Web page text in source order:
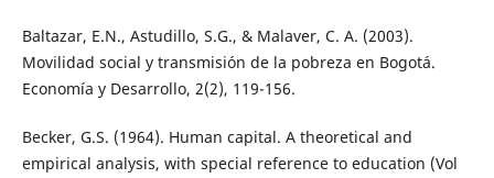
Baltazar, E.N., Astudillo, S.G., & Malaver, C. A. (2003).
Movilidad social y transmisión de la pobreza en Bogotá.
Economía y Desarrollo, 2(2), 119-156.
Becker, G.S. (1964). Human capital. A theoretical and
empirical analysis, with special reference to education (Vol